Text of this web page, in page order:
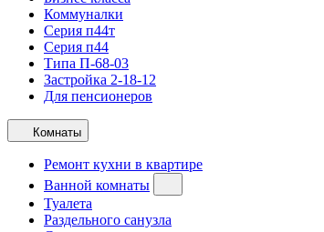
Коммуналки
Серия п44т
Серия п44
Типа П-68-03
Застройка 2-18-12
Для пенсионеров
Комнаты
Ремонт кухни в квартире
Ванной комнаты
Туалета
Раздельного санузла